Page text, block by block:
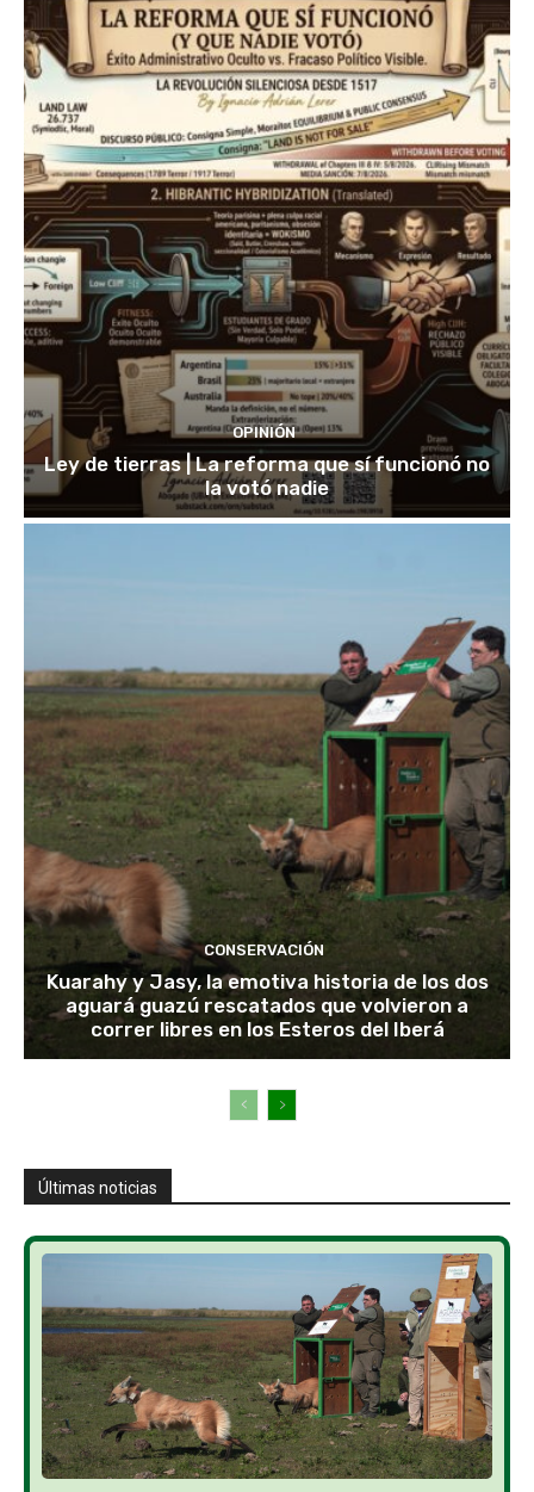
OPINIÓN
Ley de tierras | La reforma que sí funcionó no
la votó nadie
CONSERVACIÓN
Kuarahy y Jasy, la emotiva historia de los dos
aguará guazú rescatados que volvieron a
correr libres en los Esteros del Iberá
Últimas noticias